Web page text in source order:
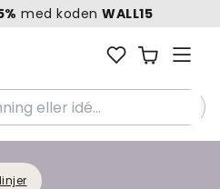
med kodenWALL15
eller idé...